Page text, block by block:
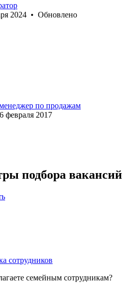
2024 • Обновлено
по продажам
февраля 2017
подбора вакансий
сотрудников
семейным сотрудникам?